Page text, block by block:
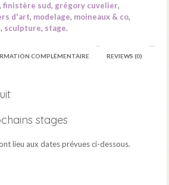
, finistère sud, grégory cuvelier,
d'art, modelage, moineaux & co,
, sculpture, stage.
COMPLÉMENTAIRE REVIEWS (0)
stages
lieu aux dates prévues ci-dessous.